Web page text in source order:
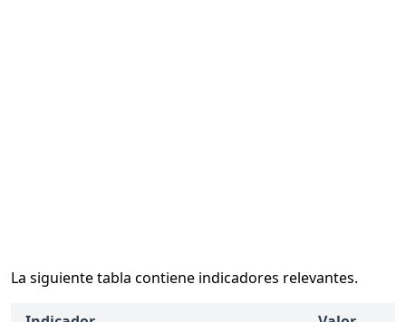
La siguiente tabla contiene indicadores relevantes.